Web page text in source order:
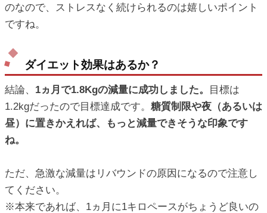
のなので、ストレスなく続けられるのは嬉しいポイント
ですね。
ダイエット効果はあるか？
結論、 1ヵ月で1.8Kgの減量に成功しました。
目標は
1.2kgだったので目標達成です。 糖質制限や夜（あるいは
昼）に置きかえれば、もっと減量できそうな印象です
ね。
ただ、急激な減量はリバウンドの原因になるので注意し
てください。
※本来であれば、1ヵ月に1キロペースがちょうど良いの